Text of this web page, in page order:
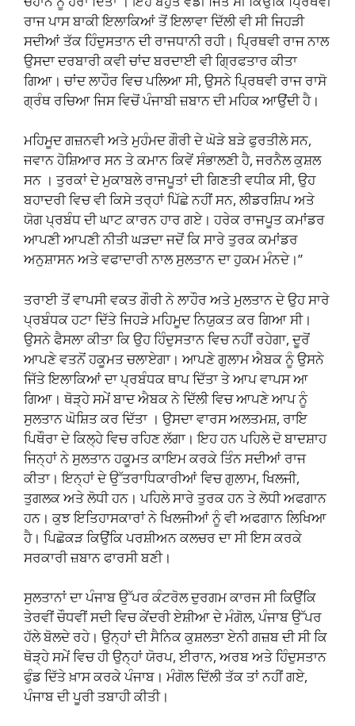
ਰਾਜ ਪਾਸ ਬਾਕੀ ਇਲਾਕਿਆਂ ਤੋਂ ਇਲਾਵਾ ਦਿੱਲੀ ਵੀ ਸੀ ਜਿਹੜੀ
ਸਦੀਆਂ ਤੱਕ ਹਿੰਦੁਸਤਾਨ ਦੀ ਰਾਜਧਾਨੀ ਰਹੀ। ਪ੍ਰਿਥਵੀ ਰਾਜ ਨਾਲ
ਉਸਦਾ ਦਰਬਾਰੀ ਕਵੀ ਚਾਂਦ ਬਰਦਾਈ ਵੀ ਗ੍ਰਿਫਤਾਰ ਕੀਤਾ
ਗਿਆ। ਚਾਂਦ ਲਾਹੌਰ ਵਿਚ ਪਲਿਆ ਸੀ, ਉਸਨੇ ਪ੍ਰਿਥਵੀ ਰਾਜ ਰਾਸੋ
ਗ੍ਰੰਥ ਰਚਿਆ ਜਿਸ ਵਿਚੋਂ ਪੰਜਾਬੀ ਜ਼ਬਾਨ ਦੀ ਮਹਿਕ ਆਉਂਦੀ ਹੈ।
ਮਹਿਮੂਦ ਗਜ਼ਨਵੀ ਅਤੇ ਮੁਹੰਮਦ ਗੌਰੀ ਦੇ ਘੋੜੇ ਬੜੇ ਫੁਰਤੀਲੇ ਸਨ,
ਜਵਾਨ ਹੋਸ਼ਿਆਰ ਸਨ ਤੇ ਕਮਾਨ ਕਿਵੇਂ ਸੰਭਾਲਣੀ ਹੈ, ਜਰਨੈਲ ਕੁਸ਼ਲ
ਸਨ । ਤੁਰਕਾਂ ਦੇ ਮੁਕਾਬਲੇ ਰਾਜਪੂਤਾਂ ਦੀ ਗਿਣਤੀ ਵਧੀਕ ਸੀ, ਉਹ
ਬਹਾਦਰੀ ਵਿਚ ਵੀ ਕਿਸੇ ਤਰ੍ਹਾਂ ਪਿੱਛੇ ਨਹੀਂ ਸਨ, ਲੀਡਰਸ਼ਿਪ ਅਤੇ
ਯੋਗ ਪ੍ਰਬੰਧ ਦੀ ਘਾਟ ਕਾਰਨ ਹਾਰ ਗਏ। ਹਰੇਕ ਰਾਜਪੂਤ ਕਮਾਂਡਰ
ਆਪਣੀ ਆਪਣੀ ਨੀਤੀ ਘੜਦਾ ਜਦੋਂ ਕਿ ਸਾਰੇ ਤੁਰਕ ਕਮਾਂਡਰ
ਅਨੁਸ਼ਾਸਨ ਅਤੇ ਵਫਾਦਾਰੀ ਨਾਲ ਸੁਲਤਾਨ ਦਾ ਹੁਕਮ ਮੰਨਦੇ।”
ਤਰਾਈ ਤੋਂ ਵਾਪਸੀ ਵਕਤ ਗੌਰੀ ਨੇ ਲਾਹੌਰ ਅਤੇ ਮੁਲਤਾਨ ਦੇ ਉਹ ਸਾਰੇ
ਪ੍ਰਬੰਧਕ ਹਟਾ ਦਿੱਤੇ ਜਿਹੜੇ ਮਹਿਮੂਦ ਨਿਯੁਕਤ ਕਰ ਗਿਆ ਸੀ।
ਉਸਨੇ ਫੈਸਲਾ ਕੀਤਾ ਕਿ ਉਹ ਹਿੰਦੁਸਤਾਨ ਵਿਚ ਨਹੀਂ ਰਹੇਗਾ, ਦੂਰੋਂ
ਆਪਣੇ ਵਤਨੋਂ ਹਕੂਮਤ ਚਲਾਏਗਾ। ਆਪਣੇ ਗੁਲਾਮ ਐਬਕ ਨੂੰ ਉਸਨੇ
ਜਿੱਤੇ ਇਲਾਕਿਆਂ ਦਾ ਪ੍ਰਬੰਧਕ ਥਾਪ ਦਿੱਤਾ ਤੇ ਆਪ ਵਾਪਸ ਆ
ਗਿਆ। ਥੋੜ੍ਹੇ ਸਮੇਂ ਬਾਦ ਐਬਕ ਨੇ ਦਿੱਲੀ ਵਿਚ ਆਪਣੇ ਆਪ ਨੂੰ
ਸੁਲਤਾਨ ਘੋਸ਼ਿਤ ਕਰ ਦਿੱਤਾ । ਉਸਦਾ ਵਾਰਸ ਅਲਤਮਸ਼, ਰਾਇ
ਪਿਥੌਰਾ ਦੇ ਕਿਲ੍ਹੇ ਵਿਚ ਰਹਿਣ ਲੱਗਾ। ਇਹ ਹਨ ਪਹਿਲੇ ਦੋ ਬਾਦਸ਼ਾਹ
ਜਿਨ੍ਹਾਂ ਨੇ ਸੁਲਤਾਨ ਹਕੂਮਤ ਕਾਇਮ ਕਰਕੇ ਤਿੰਨ ਸਦੀਆਂ ਰਾਜ
ਕੀਤਾ। ਇਨ੍ਹਾਂ ਦੇ ਉੱਤਰਾਧਿਕਾਰੀਆਂ ਵਿਚ ਗੁਲਾਮ, ਖਿਲਜੀ,
ਤੁਗਲਕ ਅਤੇ ਲੋਧੀ ਹਨ। ਪਹਿਲੇ ਸਾਰੇ ਤੁਰਕ ਹਨ ਤੇ ਲੋਧੀ ਅਫਗਾਨ
ਹਨ। ਕੁਝ ਇਤਿਹਾਸਕਾਰਾਂ ਨੇ ਖਿਲਜੀਆਂ ਨੂੰ ਵੀ ਅਫਗਾਨ ਲਿਖਿਆ
ਹੈ। ਪਿਛੋਕੜ ਕਿਉਂਕਿ ਪਰਸ਼ੀਅਨ ਕਲਚਰ ਦਾ ਸੀ ਇਸ ਕਰਕੇ
ਸਰਕਾਰੀ ਜ਼ਬਾਨ ਫਾਰਸੀ ਬਣੀ।
ਸੁਲਤਾਨਾਂ ਦਾ ਪੰਜਾਬ ਉੱਪਰ ਕੰਟਰੋਲ ਦੁਰਗਮ ਕਾਰਜ ਸੀ ਕਿਉਂਕਿ
ਤੇਰਵੀਂ ਚੌਧਵੀਂ ਸਦੀ ਵਿਚ ਕੇਂਦਰੀ ਏਸ਼ੀਆ ਦੇ ਮੰਗੋਲ, ਪੰਜਾਬ ਉੱਪਰ
ਹੱਲੇ ਬੋਲਦੇ ਰਹੇ। ਉਨ੍ਹਾਂ ਦੀ ਸੈਨਿਕ ਕੁਸ਼ਲਤਾ ਏਨੀ ਗਜ਼ਬ ਦੀ ਸੀ ਕਿ
ਥੋੜ੍ਹੇ ਸਮੇਂ ਵਿਚ ਹੀ ਉਨ੍ਹਾਂ ਯੋਰਪ, ਈਰਾਨ, ਅਰਬ ਅਤੇ ਹਿੰਦੁਸਤਾਨ
ਫੁੰਡ ਦਿੱਤੇ ਖ਼ਾਸ ਕਰਕੇ ਪੰਜਾਬ। ਮੰਗੋਲ ਦਿੱਲੀ ਤੱਕ ਤਾਂ ਨਹੀਂ ਗਏ,
ਪੰਜਾਬ ਦੀ ਪੂਰੀ ਤਬਾਹੀ ਕੀਤੀ।